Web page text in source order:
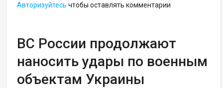
Авторизуйтесь чтобы оставлять комментарии
ВС России продолжают
наносить удары по военным
объектам Украины